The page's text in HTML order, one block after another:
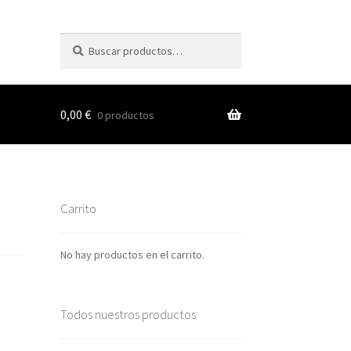
por:
0,00 € 0 productos
Carrito
No hay productos en el carrito.
Todos nuestros productos